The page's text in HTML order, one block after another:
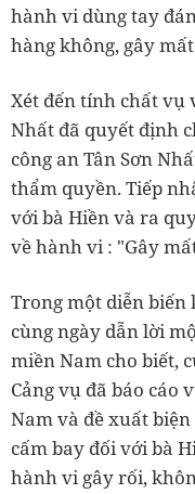
hành vi dùng tay
hàng không, gây
Xét đến tính chất vụ
Nhất đã quyết định
công an Tân Sơn
thẩm quyền. Tiếp
với bà Hiền và ra
về hành vi : "Gây
Trong một diễn biến
cùng ngày dẫn lời
miền Nam cho biết,
Cảng vụ đã báo cáo
Nam và đề xuất
cấm bay đối với bà
hành vi gây rối,